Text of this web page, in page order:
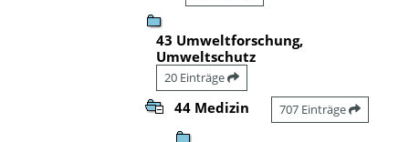
43 Umweltforschung,
Umweltschutz
20 Einträge
44 Medizin 707 Einträge